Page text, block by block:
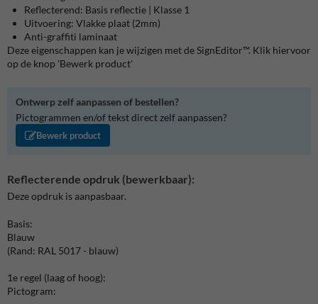
Reflecterend: Basis reflectie | Klasse 1
Uitvoering: Vlakke plaat (2mm)
Anti-graffiti laminaat
Deze eigenschappen kan je wijzigen met de SignEditor™. Klik hiervoor
op de knop 'Bewerk product'
Ontwerp zelf aanpassen of bestellen?
Pictogrammen en/of tekst direct zelf aanpassen?
Bewerk product
Reflecterende opdruk (bewerkbaar):
Deze opdruk is aanpasbaar.
Basis:
Blauw
(Rand: RAL 5017 - blauw)
1e regel (laag of hoog):
Pictogram: